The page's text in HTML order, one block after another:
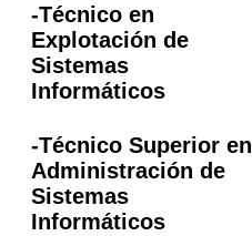
-Técnico en
Explotación de
Sistemas
Informáticos
-Técnico Superior en
Administración de
Sistemas
Informáticos